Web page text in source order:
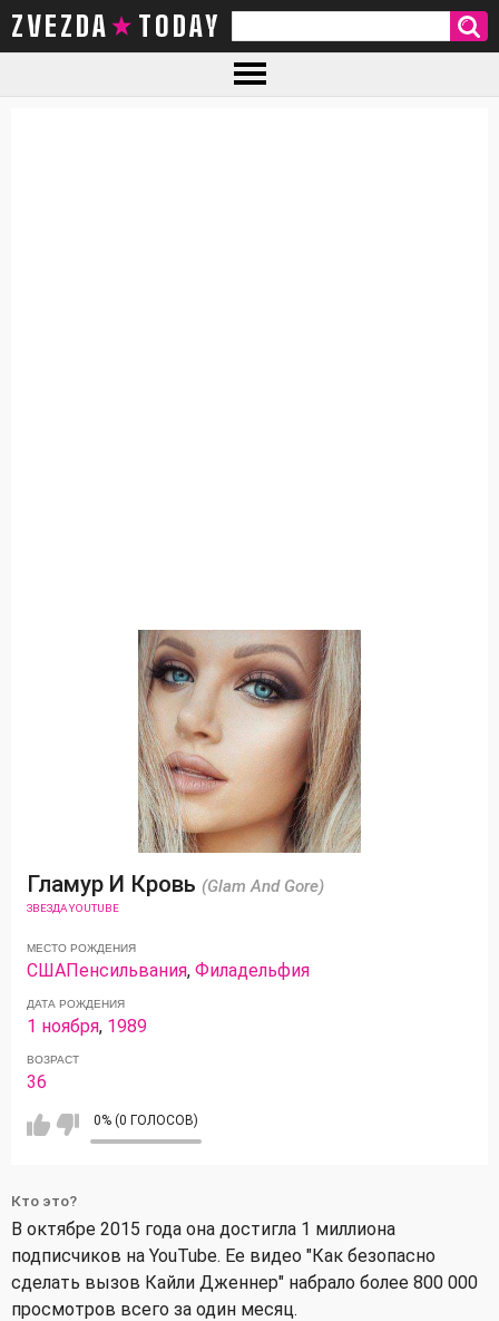
ZVEZDA TODAY
Гламур И Кровь (Glam And Gore)
ЗВЕЗДА YOUTUBE
МЕСТО РОЖДЕНИЯ
СШАПенсильвания,Филадельфия
ДАТА РОЖДЕНИЯ
1 ноября, 1989
ВОЗРАСТ
36
0% (0 ГОЛОСОВ)
Кто это?
В октябре 2015 года она достигла 1 миллиона
подписчиков на YouTube. Ее видео "Как безопасно
сделать вызов Кайли Дженнер" набрало более 800 000
просмотров всего за один месяц.